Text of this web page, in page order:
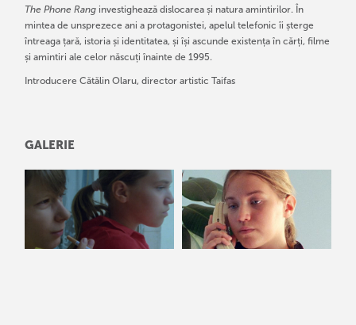
The Phone Rang investighează dislocarea și natura amintirilor. În
mintea de unsprezece ani a protagonistei, apelul telefonic îi șterge
întreaga țară, istoria și identitatea, și își ascunde existența în cărți, filme
și amintiri ale celor născuți înainte de 1995.
Introducere Cătălin Olaru, director artistic Taifas
GALERIE